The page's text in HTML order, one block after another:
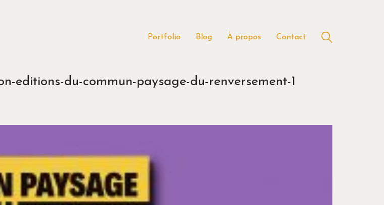
Portfolio Blog À propos Contact
editions-du-commun-paysage-du-renversement-1